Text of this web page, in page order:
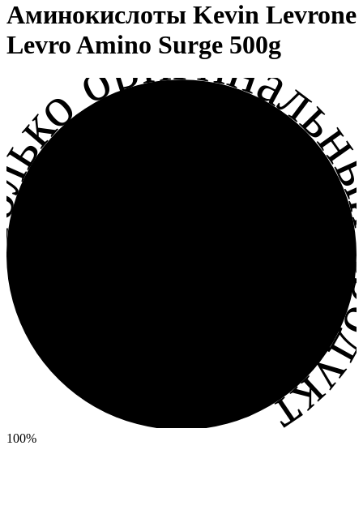
Аминокислоты Kevin Levrone
Levro Amino Surge 500g
100%